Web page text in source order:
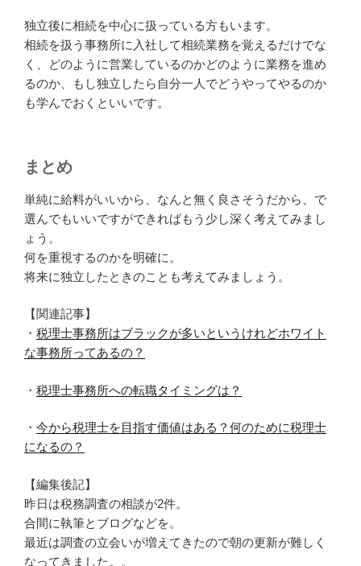
独立後に相続を中心に扱っている方もいます。
相続を扱う事務所に入社して相続業務を覚えるだけでな
く、どのように営業しているのかどのように業務を進め
るのか、もし独立したら自分一人でどうやってやるのか
も学んでおくといいです。
まとめ
単純に給料がいいから、なんと無く良さそうだから、で
選んでもいいですができればもう少し深く考えてみまし
ょう。
何を重視するのかを明確に。
将来に独立したときのことも考えてみましょう。
【関連記事】
・ 税理士事務所はブラックが多いというけれどホワイト
な事務所ってあるの？
・ 税理士事務所への転職タイミングは？
・ 今から税理士を目指す価値はある？何のために税理士
になるの？
【編集後記】
昨日は税務調査の相談が2件。
合間に執筆とブログなどを。
最近は調査の立会いが増えてきたので朝の更新が難しく
なってきました。。